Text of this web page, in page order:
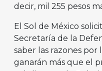
decir, mil 255 pesos
El Sol de México
Secretaría de la
saber las razones por
ganarán más que el